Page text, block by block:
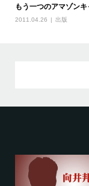
もう一つのアマゾン
2011.04.26 出版